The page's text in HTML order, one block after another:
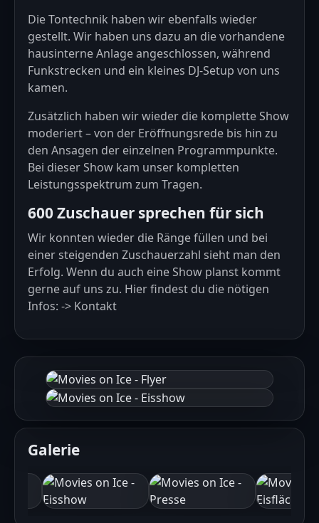
DieTontechnik haben wir ebenfalls wieder
gestellt. Wir haben uns dazu an die vorhandene
hausinterne Anlage angeschlossen, während
Funkstrecken und ein kleines DJ-Setup von uns
kamen.
Zusätzlich haben wir wieder die komplette Show
moderiert – von der Eröffnungsrede bis hin zu
den Ansagen der einzelnen Programmpunkte.
Bei dieser Show kam unser kompletten
Leistungsspektrum zum Tragen.
600 Zuschauer sprechen für sich
Wir konnten wieder die Ränge füllen und bei
einer steigenden Zuschauerzahl sieht man den
Erfolg. Wenn du auch eine Show planst kommt
gerne auf uns zu. Hier findest du die nötigen
Infos: -> Kontakt
Galerie